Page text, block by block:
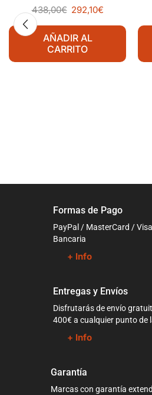
438,00€ 292,10€
AÑADIR AL
CARRITO
Formas de Pago
PayPal / MasterCard /
Bancaria
+ Info
Entregas y Envíos
Disfrutarás de envío
400€ a cualquier punto de
+ Info
Garantía
Marcas con garantía